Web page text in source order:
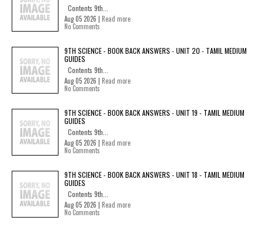
Contents 9th...
Aug 05 2026 | Read more
No Comments
9TH SCIENCE - BOOK BACK ANSWERS - UNIT 20 - TAMIL MEDIUM
GUIDES
Contents 9th...
Aug 05 2026 | Read more
No Comments
9TH SCIENCE - BOOK BACK ANSWERS - UNIT 19 - TAMIL MEDIUM
GUIDES
Contents 9th...
Aug 05 2026 | Read more
No Comments
9TH SCIENCE - BOOK BACK ANSWERS - UNIT 18 - TAMIL MEDIUM
GUIDES
Contents 9th...
Aug 05 2026 | Read more
No Comments